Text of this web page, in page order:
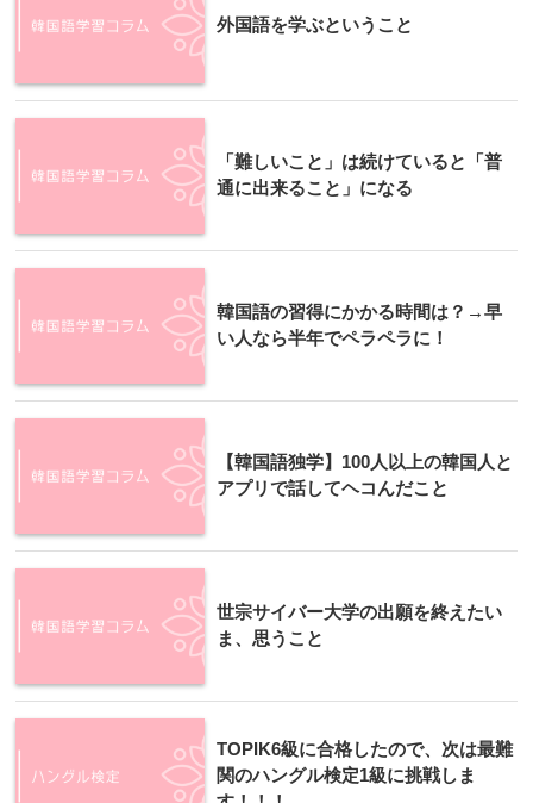
外国語を学ぶということ
「難しいこと」は続けていると「普
通に出来ること」になる
韓国語の習得にかかる時間は？→早
い人なら半年でペラペラに！
【韓国語独学】100人以上の韓国人と
アプリで話してヘコんだこと
世宗サイバー大学の出願を終えたい
ま、思うこと
TOPIK6級に合格したので、次は最難
関のハングル検定1級に挑戦しま